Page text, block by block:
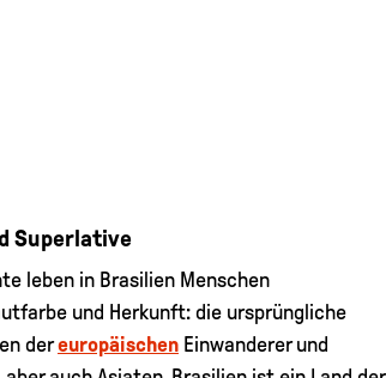
Superlative
leben in Brasilien Menschen
und Herkunft: die ursprüngliche
dereuropäischen Einwanderer und